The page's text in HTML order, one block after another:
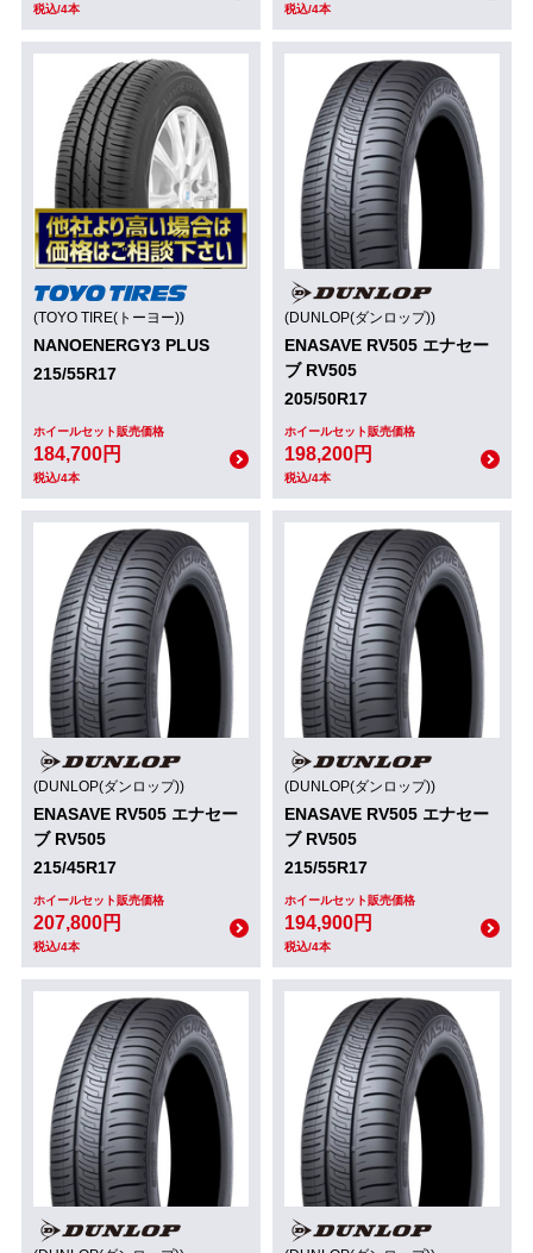
税込/4本 税込/4本
(TOYO TIRE(トーヨー))
NANOENERGY3 PLUS
215/55R17
ホイールセット販売価格
184,700円
税込/4本
(DUNLOP(ダンロップ))
ENASAVE RV505 エナセー
ブ RV505
205/50R17
ホイールセット販売価格
198,200円
税込/4本
(DUNLOP(ダンロップ))
ENASAVE RV505 エナセー
ブ RV505
215/45R17
ホイールセット販売価格
207,800円
税込/4本
(DUNLOP(ダンロップ))
ENASAVE RV505 エナセー
ブ RV505
215/55R17
ホイールセット販売価格
194,900円
税込/4本